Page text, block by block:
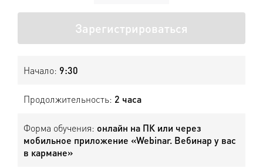
Зарегистрироваться
Начало: 9:30
Продолжительность: 2 часа
Форма обучения: онлайн на ПК или через
мобильное приложение «Webinar. Вебинар у вас
в кармане»